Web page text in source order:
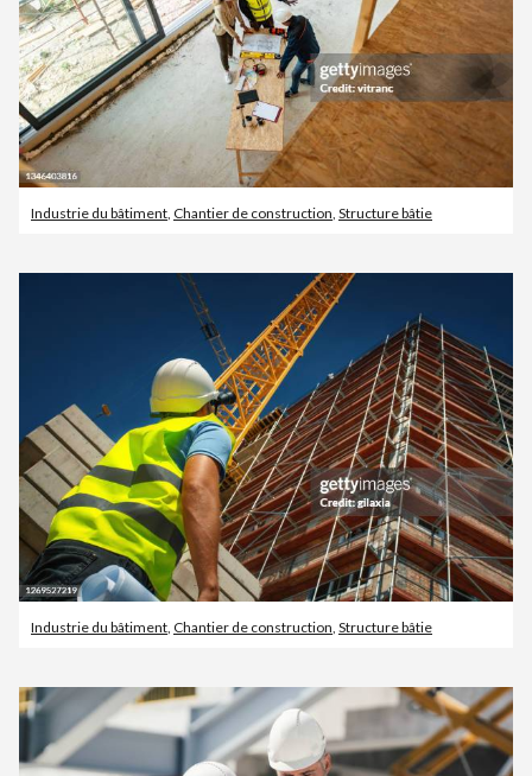
Industrie du bâtiment Chantier de construction Structure bâtie
Industrie du bâtiment Chantier de construction Structure bâtie